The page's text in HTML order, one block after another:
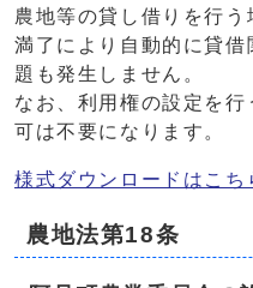
農地等の貸し借りを行
満了により自動的に貸
題も発生しません。
なお、利用権の設定を
可は不要になります。
様式ダウンロードはこち
農地法第18条